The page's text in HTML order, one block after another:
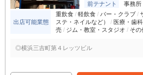
前テナント
事務所
出店可能業態
重飲食 軽飲食 バー・クラブ
ステ・ネイルなど）
医療・歯
売
ジム・教室・スタジオ そ
◎横浜三吉町第４レッツビル